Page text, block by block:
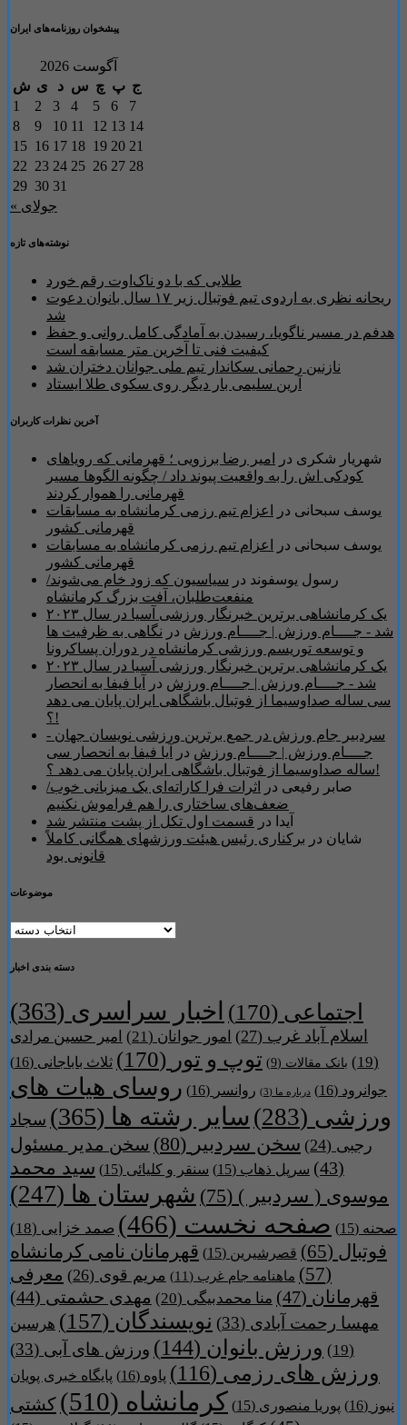
پیشخوان روزنامه‌های ایران
آگوست 2026
ش ی د س چ پ ج
1
2 3 4 5 6
7
8
9 10 11 12 13 14
15 16 17 18 19 20 21
22 23 24 25 26 27 28
29 30 31
« جولای
نوشته‌های تازه
طلایی که با دو ناک‌اوت رقم خورد
ریحانه نظری به اردوی تیم فوتبال زیر ۱۷ سال بانوان دعوت
شد
هدفم در مسیر ناگویا، رسیدن به آمادگی کامل روانی و حفظ
کیفیت فنی تا آخرین متر مسابقه است
نازنین رحمانی سکاندار تیم ملی جوانان دختران شد
آرین سلیمی بار دیگر روی سکوی طلا ایستاد
آخرین نظرات کاربران
شهریار شکری در
امیر رضا برزویی ؛ قهرمانی که رویاهای
کودکی اش را به واقعیت پیوند داد / چگونه الگوها مسیر
قهرمانی را هموار کردند
یوسف سبحانی در
اعزام تیم رزمی کرمانشاه به مسابقات
قهرمانی کشور
یوسف سبحانی در
اعزام تیم رزمی کرمانشاه به مسابقات
قهرمانی کشور
رسول یوسفوند در سیاسیون که زود خام می‌شوند/
منفعت‌طلبان، آفت بزرگ کرمانشاه
یک کرمانشاهی برترین خبرنگار ورزشی آسیا در سال ۲۰۲۳
شد - جــــام ورزش | جــــام ورزش در نگاهی به ظرفیت ها
و توسعه توریسم ورزشی کرمانشاه در دوران پساکرونا
یک کرمانشاهی برترین خبرنگار ورزشی آسیا در سال ۲۰۲۳
شد - جــــام ورزش | جــــام ورزش در
آیا فیفا به انحصار
سی ساله صداوسیما از فوتبال باشگاهی ایران پایان می دهد
؟!
سردبیر جام ورزش در جمع برترین ورزشی نویسان جهان -
جــــام ورزش | جــــام ورزش در
آیا فیفا به انحصار سی
ساله صداوسیما از فوتبال باشگاهی ایران پایان می دهد ؟!
صابر رفیعی در
اثرات فرا کاراته‌ای یک میزبانی خوب/
ضعف‌های‌ ساختاری را هم فراموش نکنیم
آیدا در قسمت اول تکل از پشت منتشر شد
شایان در برکناری رئیس هیئت ورزشهای همگانی کاملاً
قانونی بود
موضوعات
موضوعات
دسته بندی اخبار
اجتماعی (170) اخبار سراسری (363)
اسلام آباد غرب (27) امور جوانان (21)
امیر حسین مرادی
(19)
بانک مقالات (9) توپ و تور (170) ثلاث باباجانی (16)
جوانرود (16) درباره ما (3) روانسر (16)
روسای هیات های
ورزشی (283) سایر رشته ها (365)
سجاد
رجبی (24) سخن سردبیر (80)
سخن مدیر مسئول
(43)
سرپل ذهاب (15) سنقر و کلیائی (15)
سید محمد
موسوی ( سردبیر ) (75) شهرستان ها (247)
صحنه (15) صفحه نخست (466) صمد خزایی (18)
فوتبال (65) قصرشیرین (15)
قهرمانان نامی کرمانشاه
(57)
ماهنامه جام غرب (11) مریم قوی (26)
معرفی
قهرمانان (47) منا محمدبیگی (20) مهدی حشمتی (44)
مهسا رحمت آبادی (33) نویسندگان (157)
هرسین
(19)
ورزش بانوان (144) ورزش های آبی (33)
ورزش های رزمی (116) پاوه (16)
پایگاه خبری پویان
نیوز (16) پوریا منصوری (15) کرمانشاه (510)
کشتی